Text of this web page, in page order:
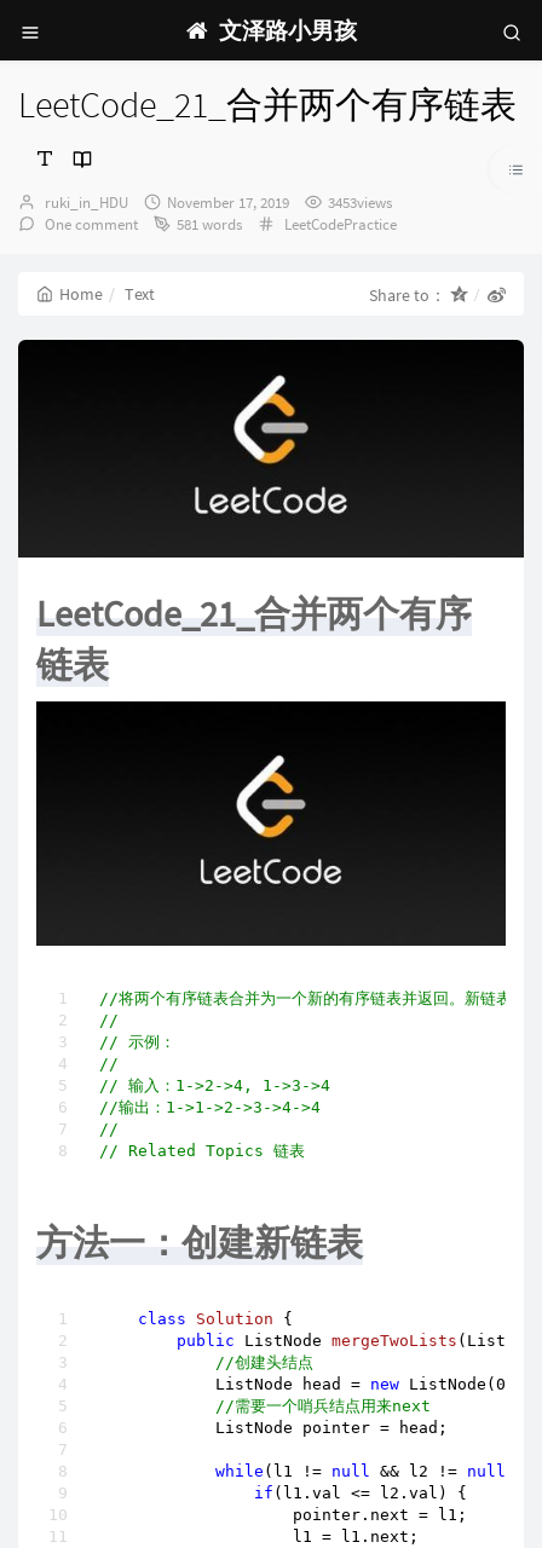
文泽路小男孩
LeetCode_21_合并两个有序链表
Author：
ruki_in_HDU
发
布
November 17, 2019
3453views
One comment
581 words Categories：
LeetCodePractice
Home Text Share to：
LeetCode_21_合并两个有序
链表
//将两个有序链表合并为一个新的有序链表并返回。新链表是
//
// 示例：
//
// 输入：1->2->4, 1->3->4
//输出：1->1->2->3->4->4
//
// Related Topics 链表
方法一：创建新链表
class Solution
{
public ListNode mergeTwoLists
//创建头结点
            ListNode head =
new ListNode( 0
//需要一个哨兵结点用来next
            ListNode pointer = head;
while (l1 != null && l2 != null
if (l1.val <= l2.val) {
                    pointer.next = l1;
                    l1 = l1.next;